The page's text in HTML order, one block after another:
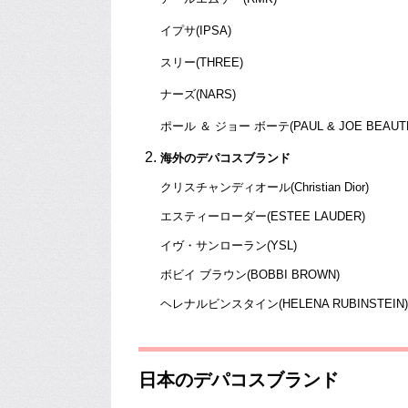
イプサ(IPSA)
スリー(THREE)
ナーズ(NARS)
ポール ＆ ジョー ボーテ(PAUL & JOE
海外のデパコスブランド
クリスチャンディオール(Christian Dior)
エスティーローダー(ESTEE LAUDER)
イヴ・サンローラン(YSL)
ボビイ ブラウン(BOBBI BROWN)
ヘレナルビンスタイン(HELENA RUBINSTEIN)
日本のデパコスブランド